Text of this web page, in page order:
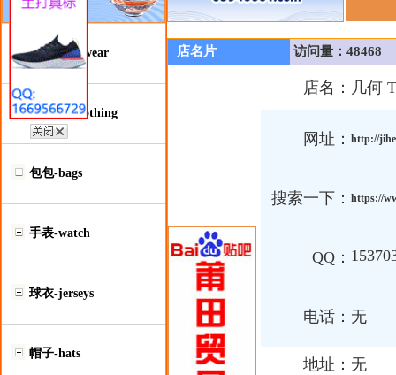
鞋类-Footwear
服装类-Clothing
包包-bags
手表-watch
球衣-jerseys
帽子-hats
店名片 访问量：48468
店名： 几何
网址： http://
搜索一下： https://
QQ：
电话： 无
地址： 无